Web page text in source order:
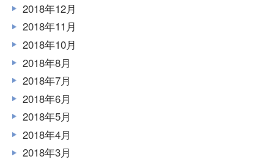
2018年12月
2018年11月
2018年10月
2018年8月
2018年7月
2018年6月
2018年5月
2018年4月
2018年3月